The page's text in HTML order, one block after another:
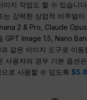
미지 작업도 할 수 있습니
는 강력한 상업적 비주얼
2 & Pro, Claude
GPT Image 1.5, Nano
같은 이미지 도구로 이동
사용자의 경우 기본 옵션
으로 사용할 수 있도록$5.8